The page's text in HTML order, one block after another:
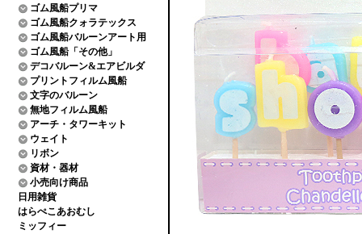
ゴム風船プリマ
ゴム風船クォラテックス
ゴム風船バルーンアート用
ゴム風船「その他」
デコバルーン&エアビルダ
プリントフィルム風船
文字のバルーン
無地フィルム風船
アーチ・タワーキット
ウェイト
リボン
資材・器材
小売向け商品
日用雑貨
はらぺこあおむし
ミッフィー